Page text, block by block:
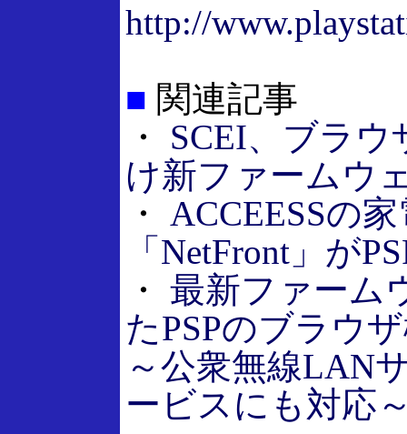
http://
■ 関連記事
・ SCEI、ブラウ
け新ファームウ
・ ACCEESSの
「NetFront」が
・ 最新ファーム
たPSPのブラウ
～公衆無線LAN
ービスにも対応